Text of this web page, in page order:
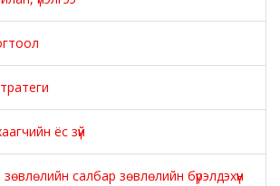
ёс зүй
салбар зөвлөлийн бүрэлдэхүүн